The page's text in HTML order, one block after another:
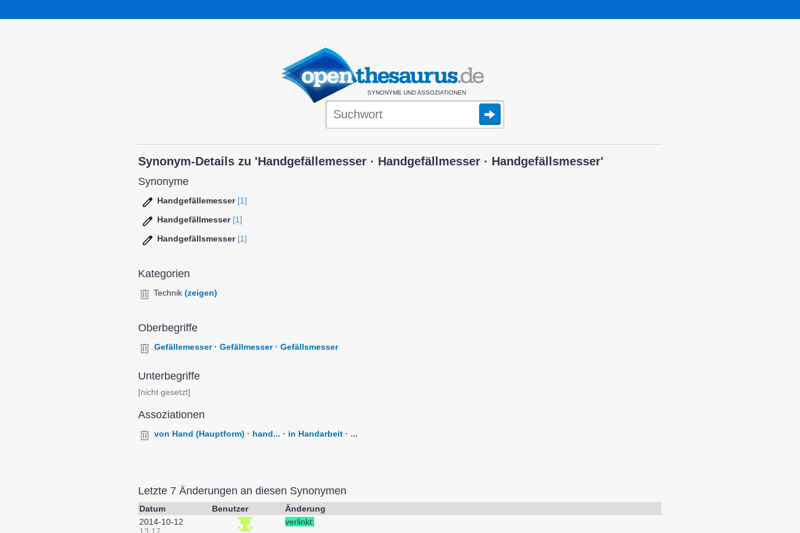
SYNONYME UND ASSOZIATIONEN
Synonym-Details zu 'Handgefällemesser · Handgefällmesser · Handgefällsmesser'
Synonyme
Handgefällemesser [1]
Handgefällmesser [1]
Handgefällsmesser [1]
Kategorien
Technik (zeigen)
Oberbegriffe
Gefällemesser · Gefällmesser · Gefällsmesser
Unterbegriffe
[nicht gesetzt]
Assoziationen
von Hand (Hauptform) · hand... · in Handarbeit · ...
Letzte 7 Änderungen an diesen Synonymen
Datum Benutzer
Änderung
2014-10-12
verlinkt: